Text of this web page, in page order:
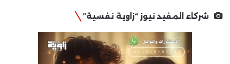
شركاء المفيد نيوز “زاوية نفسية”